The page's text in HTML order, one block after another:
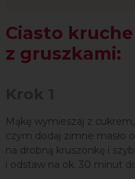
Ciasto
z gruszkami:
Mąkę wymieszaj z
czym dodaj zimne masło
na drobną kruszonkę i
i odstaw na ok. 30 minut